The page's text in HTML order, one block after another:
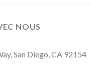
NOUS
San Diego, CA 92154